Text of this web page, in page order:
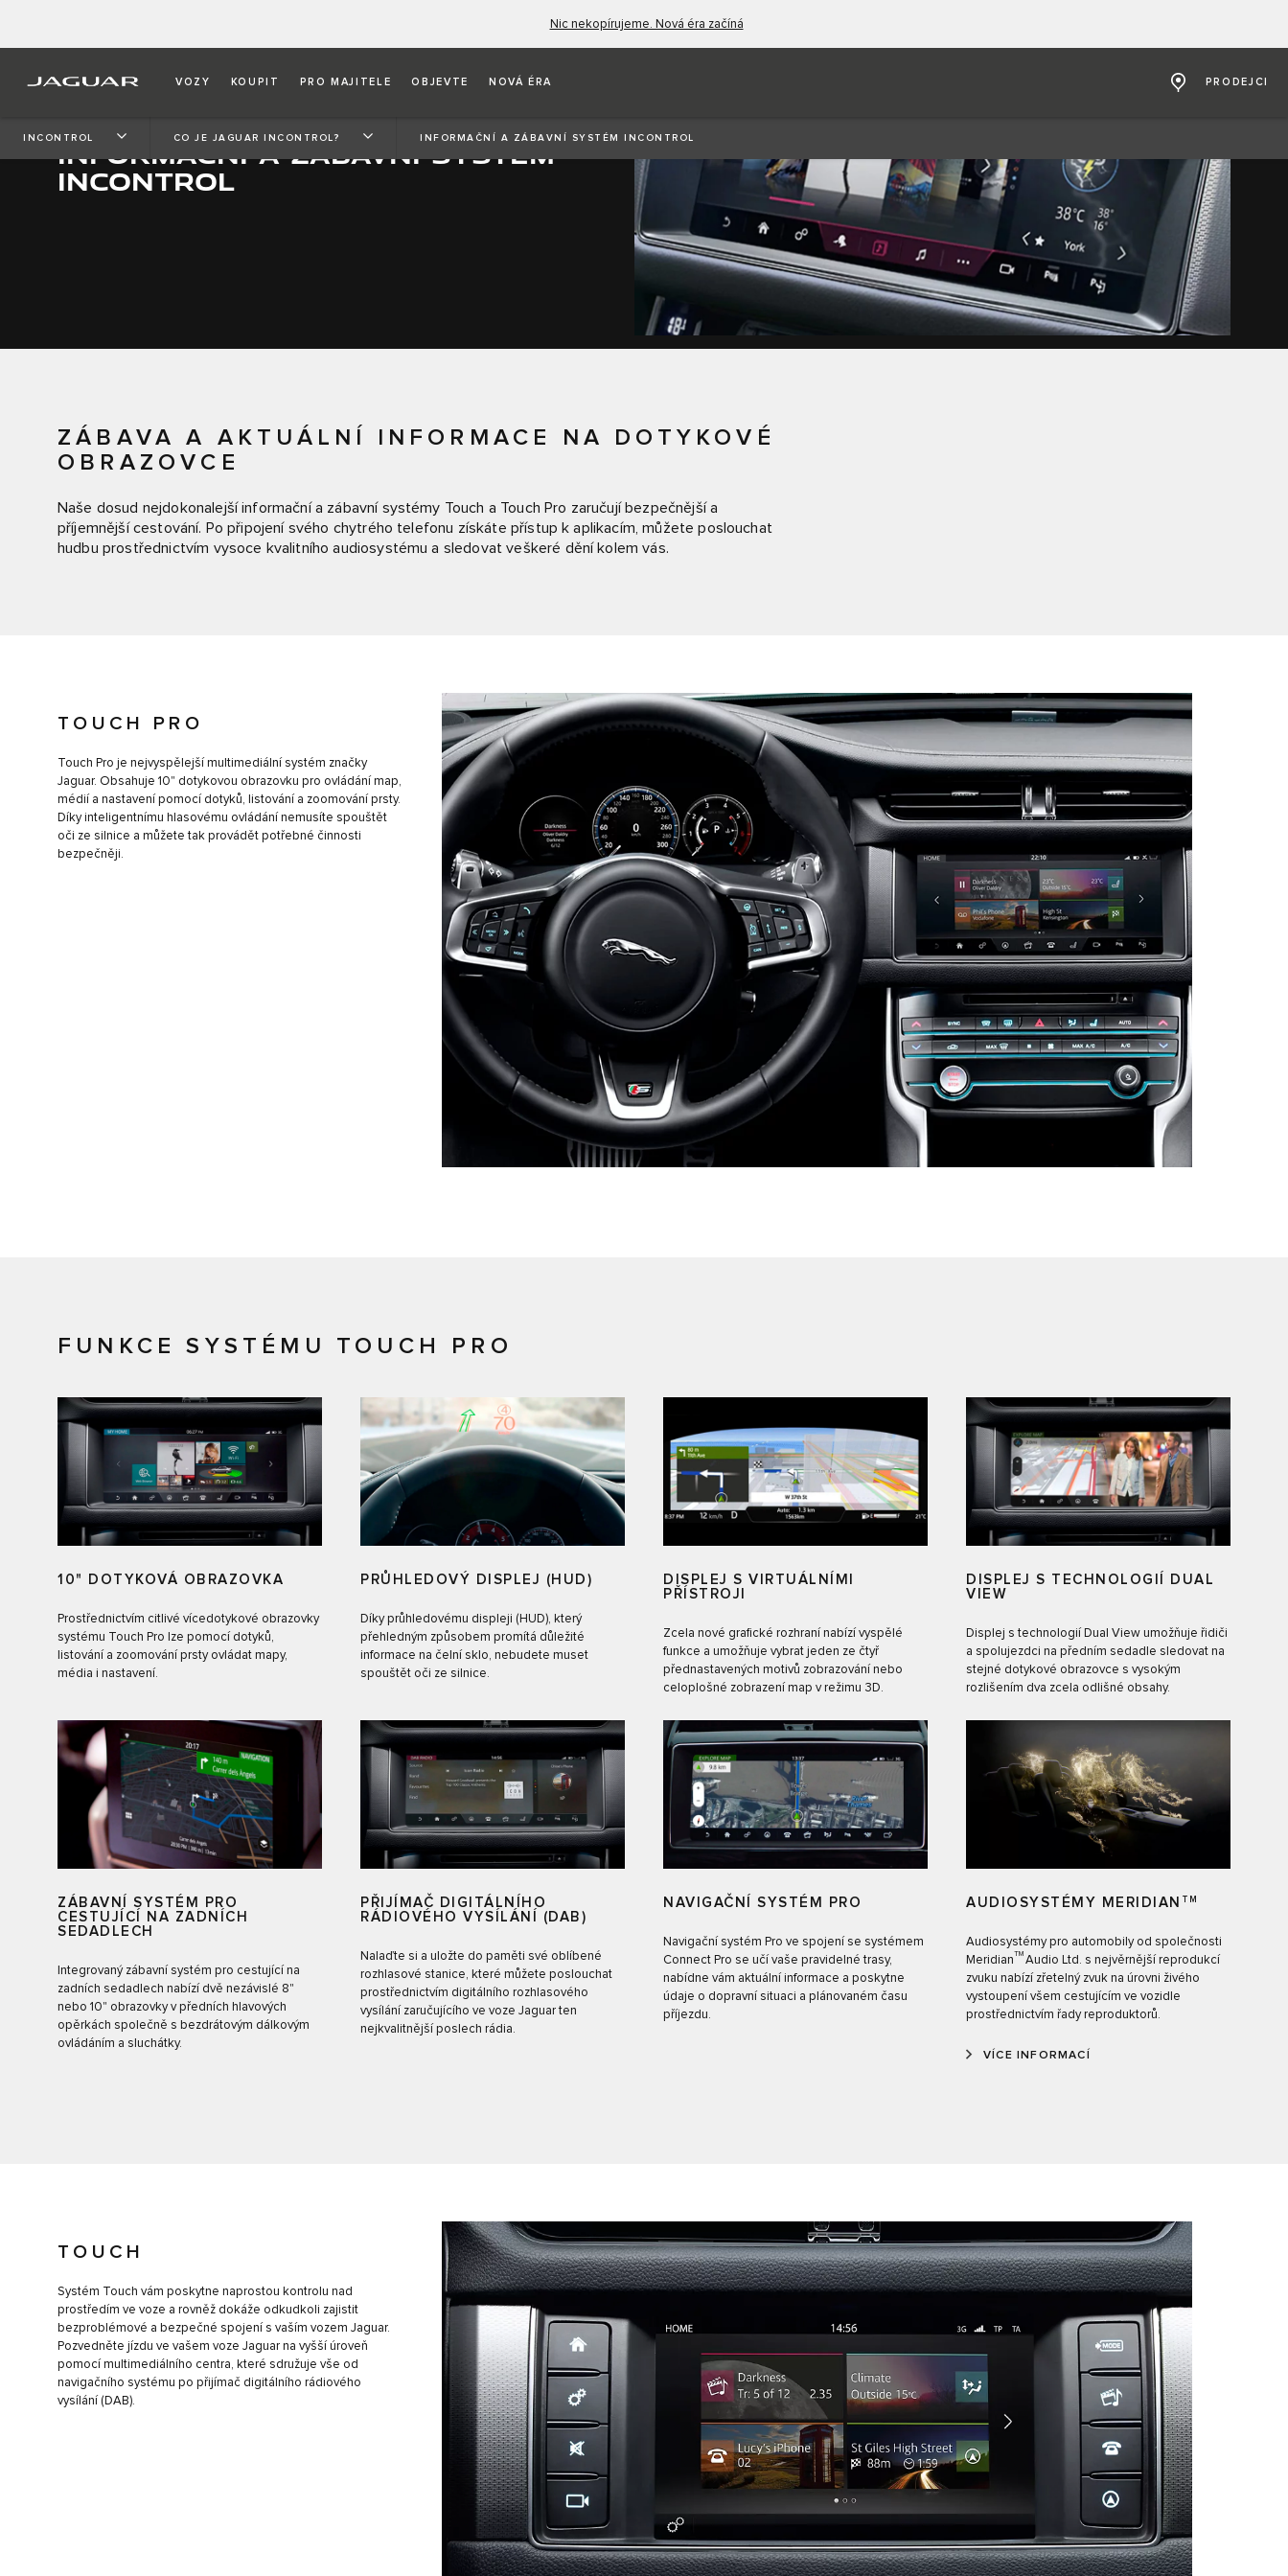
Nic nekopírujeme. Nová éra začíná
VOZY KOUPIT PRO MAJITELE OBJEVTE NOVÁ ÉRA PRODEJCI
INCONTROL CO JE JAGUAR INCONTROL? INFORMAČNÍ A ZÁBAVNÍ SYSTÉM INCONTROL
INFORMAČNÍ A ZÁBAVNÍ SYSTÉM
INCONTROL
ZÁBAVA A AKTUÁLNÍ INFORMACE NA DOTYKOVÉ
OBRAZOVCE
Naše dosud nejdokonalejší informační a zábavní systémy Touch a Touch Pro zaručují bezpečnější a
příjemnější cestování. Po připojení svého chytrého telefonu získáte přístup k aplikacím, můžete poslouchat
hudbu prostřednictvím vysoce kvalitního audiosystému a sledovat veškeré dění kolem vás.
TOUCH PRO
Touch Pro je nejvyspělejší multimediální systém značky
Jaguar. Obsahuje 10" dotykovou obrazovku pro ovládání map,
médií a nastavení pomocí dotyků, listování a zoomování prsty.
Díky inteligentnímu hlasovému ovládání nemusíte spouštět
oči ze silnice a můžete tak provádět potřebné činnosti
bezpečněji.
FUNKCE SYSTÉMU TOUCH PRO
10" DOTYKOVÁ OBRAZOVKA
Prostřednictvím citlivé vícedotykové obrazovky
systému Touch Pro lze pomocí dotyků,
listování a zoomování prsty ovládat mapy,
média i nastavení.
PRŮHLEDOVÝ DISPLEJ (HUD)
Díky průhledovému displeji (HUD), který
přehledným způsobem promítá důležité
informace na čelní sklo, nebudete muset
spouštět oči ze silnice.
DISPLEJ S VIRTUÁLNÍMI
PŘÍSTROJI
Zcela nové grafické rozhraní nabízí vyspělé
funkce a umožňuje vybrat jeden ze čtyř
přednastavených motivů zobrazování nebo
celoplošné zobrazení map v režimu 3D.
DISPLEJ S TECHNOLOGIÍ DUAL
VIEW
Displej s technologií Dual View umožňuje řidiči
a spolujezdci na předním sedadle sledovat na
stejné dotykové obrazovce s vysokým
rozlišením dva zcela odlišné obsahy.
ZÁBAVNÍ SYSTÉM PRO
CESTUJÍCÍ NA ZADNÍCH
SEDADLECH
Integrovaný zábavní systém pro cestující na
zadních sedadlech nabízí dvě nezávislé 8"
nebo 10" obrazovky v předních hlavových
opěrkách společně s bezdrátovým dálkovým
ovládáním a sluchátky.
PŘIJÍMAČ DIGITÁLNÍHO
RÁDIOVÉHO VYSÍLÁNÍ (DAB)
Nalaďte si a uložte do paměti své oblíbené
rozhlasové stanice, které můžete poslouchat
prostřednictvím digitálního rozhlasového
vysílání zaručujícího ve voze Jaguar ten
nejkvalitnější poslech rádia.
NAVIGAČNÍ SYSTÉM PRO
Navigační systém Pro ve spojení se systémem
Connect Pro se učí vaše pravidelné trasy,
nabídne vám aktuální informace a poskytne
údaje o dopravní situaci a plánovaném času
příjezdu.
AUDIOSYSTÉMY MERIDIAN TM
Audiosystémy pro automobily od společnosti
MeridianTM Audio Ltd. s nejvěrnější reprodukcí
zvuku nabízí zřetelný zvuk na úrovni živého
vystoupení všem cestujícím ve vozidle
prostřednictvím řady reproduktorů.
VÍCE INFORMACÍ
TOUCH
Systém Touch vám poskytne naprostou kontrolu nad
prostředím ve voze a rovněž dokáže odkudkoli zajistit
bezproblémové a bezpečné spojení s vaším vozem Jaguar.
Pozvedněte jízdu ve vašem voze Jaguar na vyšší úroveň
pomocí multimediálního centra, které sdružuje vše od
navigačního systému po přijímač digitálního rádiového
vysílání (DAB).